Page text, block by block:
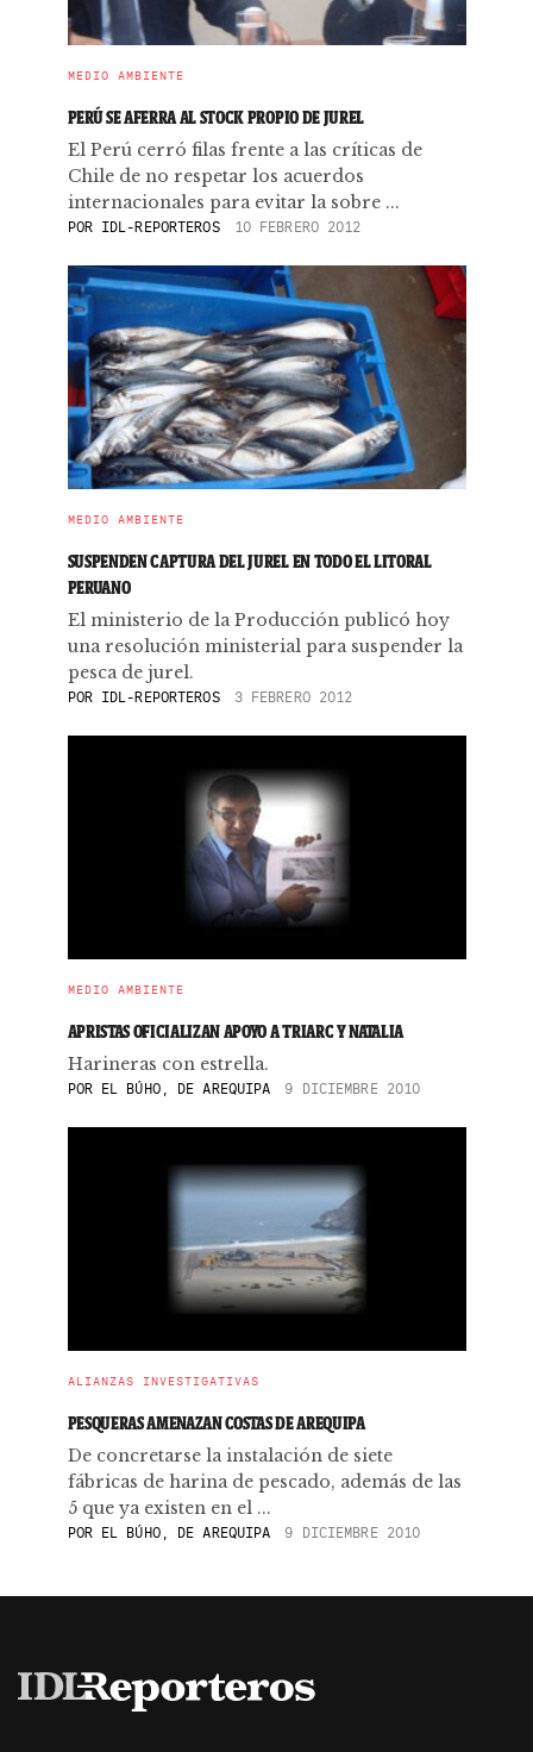
MEDIO AMBIENTE
PERÚ SE AFERRA AL STOCK PROPIO DE JUREL
El Perú cerró filas frente a las críticas de
Chile de no respetar los acuerdos
internacionales para evitar la sobre ...
POR IDL-REPORTEROS 10 FEBRERO 2012
MEDIO AMBIENTE
SUSPENDEN CAPTURA DEL JUREL EN TODO EL LITORAL
PERUANO
El ministerio de la Producción publicó hoy
una resolución ministerial para suspender la
pesca de jurel.
POR IDL-REPORTEROS 3 FEBRERO 2012
MEDIO AMBIENTE
APRISTAS OFICIALIZAN APOYO A TRIARC Y NATALIA
Harineras con estrella.
POREL BÚHO, DE AREQUIPA 9 DICIEMBRE 2010
ALIANZAS INVESTIGATIVAS
PESQUERAS AMENAZAN COSTAS DE AREQUIPA
De concretarse la instalación de siete
fábricas de harina de pescado, además de las
5 que ya existen en el ...
POREL BÚHO, DE AREQUIPA 9 DICIEMBRE 2010